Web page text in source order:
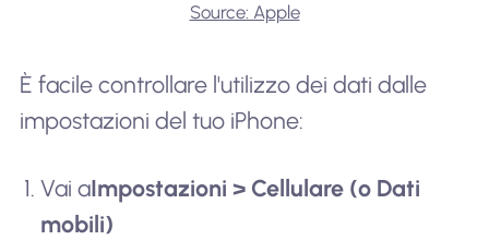
Source: Apple
È facile controllare l'utilizzo dei dati dalle
impostazioni del tuo iPhone:
Vai aImpostazioni > Cellulare (o Dati
mobili)